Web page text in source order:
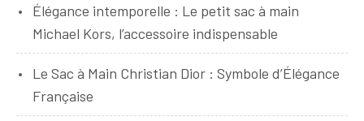
Élégance intemporelle : Le petit sac à main
Michael Kors, l’accessoire indispensable
Le Sac à Main Christian Dior : Symbole d’Élégance
Française